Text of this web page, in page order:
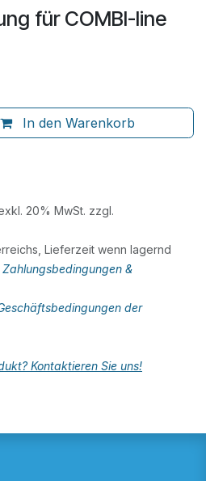
für COMBI-line
In den Warenkorb
20% MwSt. zzgl.
Lieferzeit wenn lagernd
Zahlungsbedingungen &
der
Kontaktieren Sie uns!